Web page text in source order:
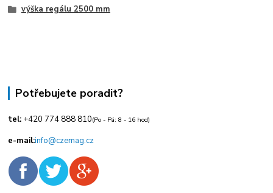
výška regálu 2500 mm
Potřebujete poradit?
tel: +420 774 888 810(Po - Pá: 8 - 16 hod)
e-mail:info@czemag.cz